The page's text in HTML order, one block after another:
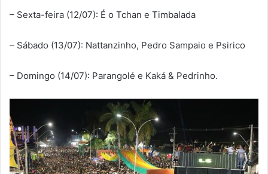
– Sexta-feira (12/07): É o Tchan e Timbalada
– Sábado (13/07): Nattanzinho, Pedro Sampaio e Psirico
– Domingo (14/07): Parangolé e Kaká & Pedrinho.